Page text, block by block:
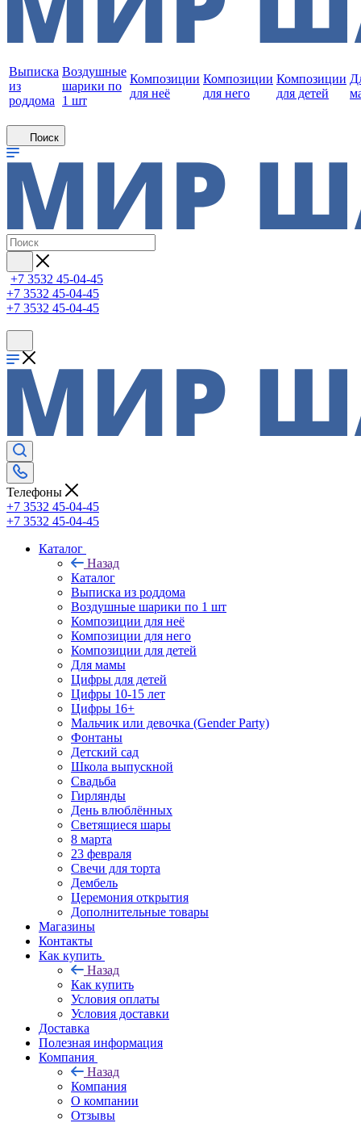
Выписка
из
роддома
Воздушные
шарики по
1 шт
Композиции
для неё
Композиции
для него
Композиции
для детей
Поиск
+7 3532 45-04-45
+7 3532 45-04-45
+7 3532 45-04-45
Телефоны
+7 3532 45-04-45
+7 3532 45-04-45
Каталог
Назад
Каталог
Выписка из роддома
Воздушные шарики по 1 шт
Композиции для неё
Композиции для него
Композиции для детей
Для мамы
Цифры для детей
Цифры 10-15 лет
Цифры 16+
Мальчик или девочка (Gender Party)
Фонтаны
Детский сад
Школа выпускной
Свадьба
Гирлянды
День влюблённых
Светящиеся шары
8 марта
23 февраля
Свечи для торта
Дембель
Церемония открытия
Дополнительные товары
Магазины
Контакты
Как купить
Назад
Как купить
Условия оплаты
Условия доставки
Доставка
Полезная информация
Компания
Назад
Компания
О компании
Отзывы